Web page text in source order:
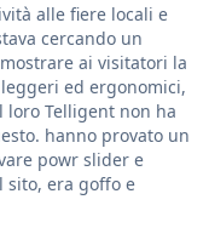
alle fiere locali e
cercando un
ai visitatori la
ed ergonomici,
loro Telligent non ha
hanno provato un
powr slider e
sito, era goffo e